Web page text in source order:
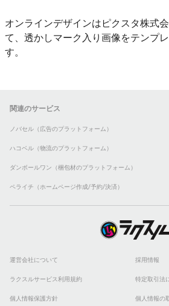
オンラインデザインはピクスタ株式
て、透かしマーク入り画像をテンプ
す。
関連のサービス
ノバセル（広告のプラットフォーム）
ハコベル（物流のプラットフォーム）
ダンボールワン（梱包材のプラットフォーム）
ペライチ（ホームページ作成/予約/決済）
運営会社について 採用情報
ラクスルサービス利用規約 特定取引法
個人情報保護方針 個人情報の